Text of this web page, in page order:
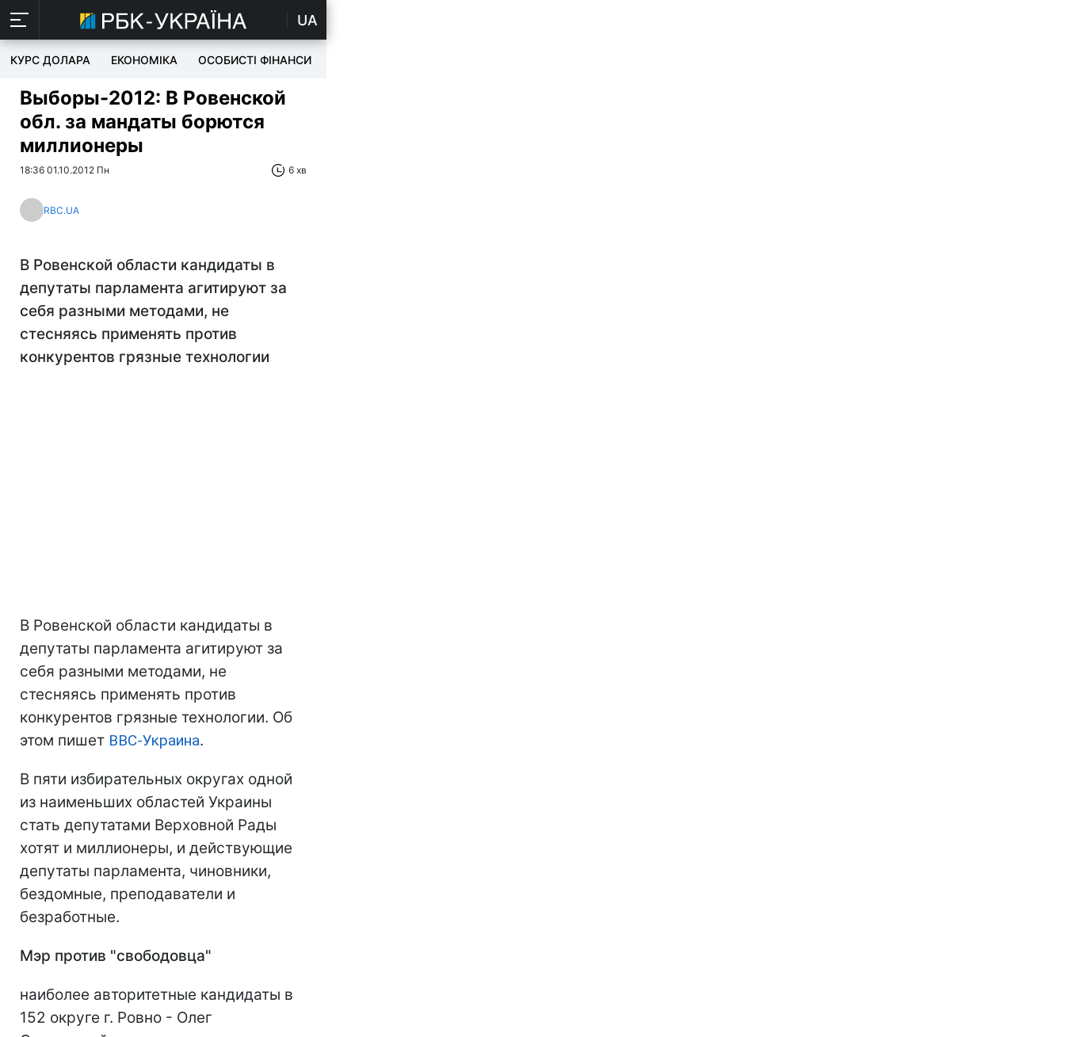
UA
КУРС ДОЛАРА ЕКОНОМІКА ОСОБИСТІ ФІНАНСИ
Выборы-2012: В Ровенской
обл. за мандаты борются
миллионеры
18:36 01.10.2012 Пн 6 хв
RBC.UA
В Ровенской области кандидаты в
депутаты парламента агитируют за
себя разными методами, не
стесняясь применять против
конкурентов грязные технологии
В Ровенской области кандидаты в
депутаты парламента агитируют за
себя разными методами, не
стесняясь применять против
конкурентов грязные технологии. Об
этом пишет ВВС-Украина.
В пяти избирательных округах одной
из наименьших областей Украины
стать депутатами Верховной Рады
хотят и миллионеры, и действующие
депутаты парламента, чиновники,
бездомные, преподаватели и
безработные.
Мэр против "свободовца"
наиболее авторитетные кандидаты в
152 округе г. Ровно - Олег